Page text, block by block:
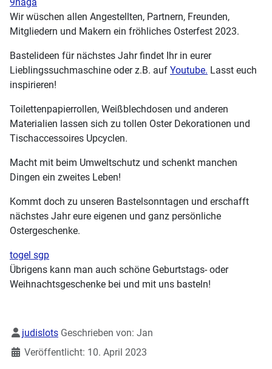
Wir wüschen allen Angestellten, Partnern, Freunden,
Mitgliedern und Makern ein fröhliches Osterfest 2023.
Bastelideen für nächstes Jahr findet Ihr in eurer
Lieblingssuchmaschine oder z.B. auf Youtube. Lasst euch
inspirieren!
Toilettenpapierrollen, Weißblechdosen und anderen
Materialien lassen sich zu tollen Oster Dekorationen und
Tischaccessoires Upcyclen.
Macht mit beim Umweltschutz und schenkt manchen
Dingen ein zweites Leben!
Kommt doch zu unseren Bastelsonntagen und erschafft
nächstes Jahr eure eigenen und ganz persönliche
Ostergeschenke.
togel sgp
Übrigens kann man auch schöne Geburtstags- oder
Weihnachtsgeschenke bei und mit uns basteln!
Details
judislots Geschrieben von: Jan
Veröffentlicht: 10. April 2023